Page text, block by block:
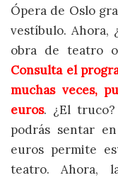
Ópera de Oslo
vestíbulo. Ahora,
obra de teatro
Consulta el
muchas veces,
euros. ¿El
podrás sentar
euros permite
teatro. Ahora,